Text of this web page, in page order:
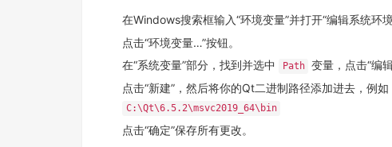
在Windows搜索框输入“环境变量”并打开“编辑系统环境
点击“环境变量…”按钮。
在“系统变量”部分，找到并选中
Path 变量，点击“编辑
点击“新建”，然后将你的Qt二进制路径添加进去，例如
C:\Qt\6.5.2\msvc2019_64\bin
点击“确定”保存所有更改。